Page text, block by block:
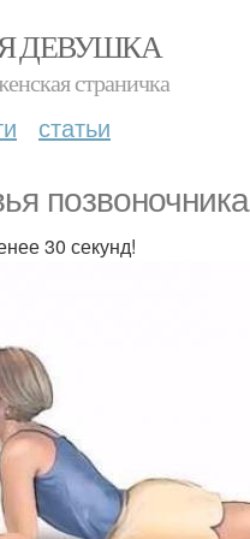
ДЕВУШКА
страничка
статьи
30 секунд!